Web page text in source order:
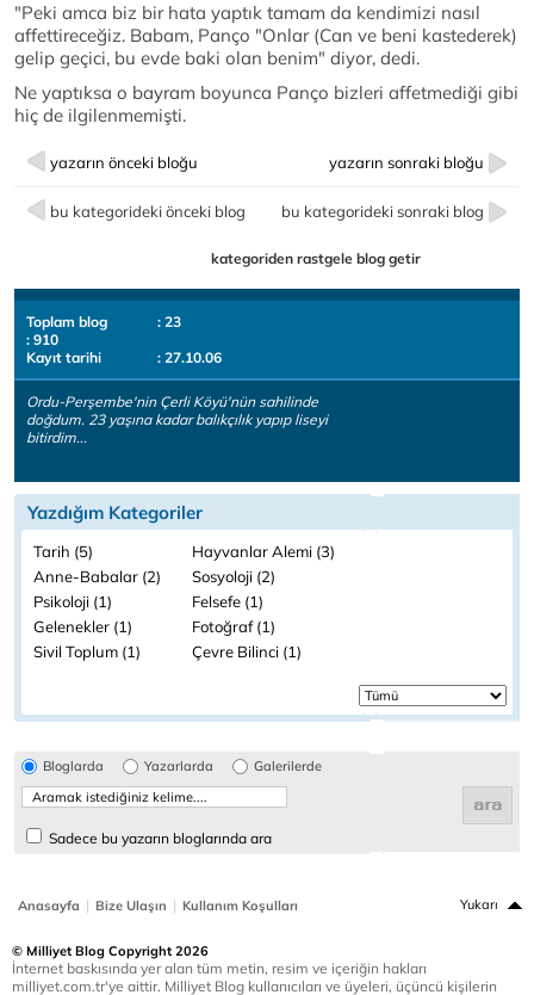
"Peki amca biz bir hata yaptık tamam da kendimizi nasıl
affettireceğiz. Babam, Panço "Onlar (Can ve beni kastederek)
gelip geçici, bu evde baki olan benim" diyor, dedi.
Ne yaptıksa o bayram boyunca Panço bizleri affetmediği gibi
hiç de ilgilenmemişti.
yazarın önceki bloğu yazarın sonraki bloğu
bu kategorideki önceki blog bu kategorideki sonraki blog
kategoriden rastgele blog getir
Toplam blog
: 23
: 910
Kayıt tarihi
: 27.10.06
Ordu-Perşembe'nin Çerli Köyü'nün sahilinde
doğdum. 23 yaşına kadar balıkçılık yapıp liseyi
bitirdim...
Yazdığım Kategoriler
Tarih (5)
Hayvanlar Alemi (3)
Anne-Babalar (2)
Sosyoloji (2)
Psikoloji (1)
Felsefe (1)
Gelenekler (1)
Fotoğraf (1)
Sivil Toplum (1)
Çevre Bilinci (1)
Bloglarda Yazarlarda Galerilerde
Sadece bu yazarın bloglarında ara
Anasayfa | Bize Ulaşın | Kullanım Koşulları Yukarı
© Milliyet Blog Copyright 2026
İnternet baskısında yer alan tüm metin, resim ve içeriğin hakları
milliyet.com.tr'ye aittir. Milliyet Blog kullanıcıları ve üyeleri, üçüncü kişilerin